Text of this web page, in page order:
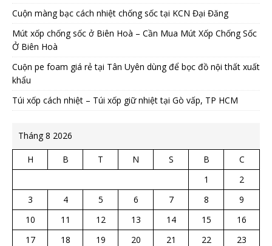
Cuộn màng bạc cách nhiệt chống sốc tại KCN Đại Đăng
Mút xốp chống sốc ở Biên Hoà – Cần Mua Mút Xốp Chống Sốc
Ở Biên Hoà
Cuộn pe foam giá rẻ tại Tân Uyên dùng để bọc đồ nội thất xuất
khẩu
Túi xốp cách nhiệt – Túi xốp giữ nhiệt tại Gò vấp, TP HCM
Tháng 8 2026
H B T N S B
C
1
2
3
4 5 6 7 8
9
10
11 12 13 14 15
16
17
18 19 20 21 22
23